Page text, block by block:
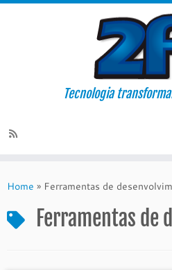
Tecnologia
Home » Ferramentas de
Ferramentas de